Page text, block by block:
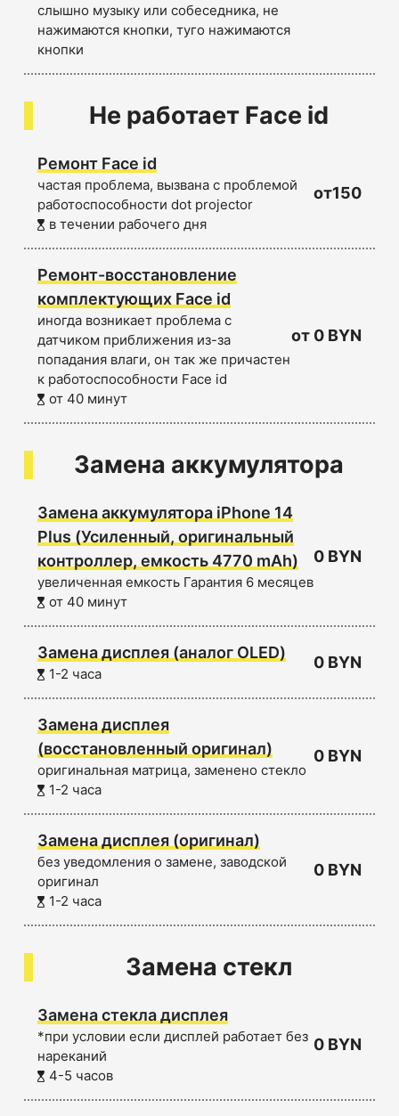
слышно музыку или собеседника, не
нажимаются кнопки, туго нажимаются
кнопки
Не работает Face id
Ремонт Face id
частая проблема, вызвана с проблемой
работоспособности dot projector
в течении рабочего дня
от150
Ремонт-восстановление
комплектующих Face id
иногда возникает проблема с
датчиком приближения из-за
попадания влаги, он так же причастен
к работоспособности Face id
от 40 минут
от 0 BYN
Замена аккумулятора
Замена аккумулятора iPhone 14
Plus (Усиленный, оригинальный
контроллер, емкость 4770 mAh)
увеличенная емкость Гарантия 6 месяцев
от 40 минут
0 BYN
Замена дисплея (аналог OLED)
1-2 часа
0 BYN
Замена дисплея
(восстановленный оригинал)
оригинальная матрица, заменено стекло
1-2 часа
0 BYN
Замена дисплея (оригинал)
без уведомления о замене, заводской
оригинал
1-2 часа
0 BYN
Замена стекл
Замена стекла дисплея
*при условии если дисплей работает без
нареканий
4-5 часов
0 BYN